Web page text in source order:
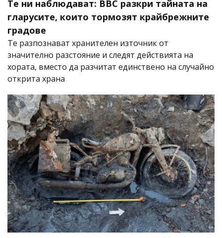
Те ни наблюдават: BBC разкри тайната на
гларусите, които тормозят крайбрежните
градове
Те разпознават хранителен източник от
значително разстояние и следят действията на
хората, вместо да разчитат единствено на случайно
открита храна